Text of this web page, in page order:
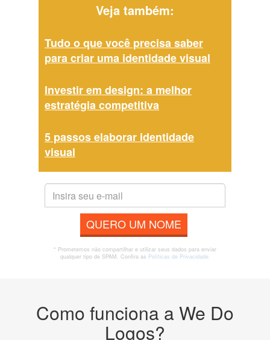
Veja também:
Tudo o que você precisa saber
para criar uma identidade visual
Investir em design: a melhor
estratégia competitiva
5 passos elaborar identidade
visual
QUERO UM NOME
* Prometemos não compartilhar e utilizar seus dados para enviar
qualquer tipo de SPAM. Confira as Políticas de Privacidade.
Como funciona a We Do
Logos?